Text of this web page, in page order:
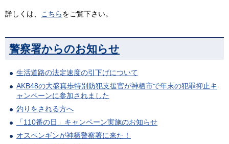
詳しくは、 こちらをご覧下さい。
警察署からのお知らせ
生活道路の法定速度の引下げについて
AKB48の大盛真歩特別防犯支援官が神栖市で年末の犯罪抑止キ
ャンペーンに参加されました
釣りをされる方へ
「110番の日」キャンペーン実施のお知らせ
オスペンギンが神栖警察署に来た！